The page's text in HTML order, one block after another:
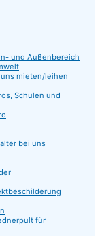
und Außenbereich
mieten/leihen
Schulen und
bei uns
für